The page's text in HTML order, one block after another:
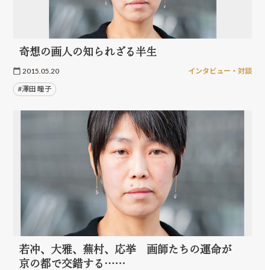
奇想の画人の知られざる半生
2015.05.20 インタビュー・対談
#澤田 瞳子
若冲、大雅、蕪村、応挙 画師たちの運命が
京の都で交錯する……